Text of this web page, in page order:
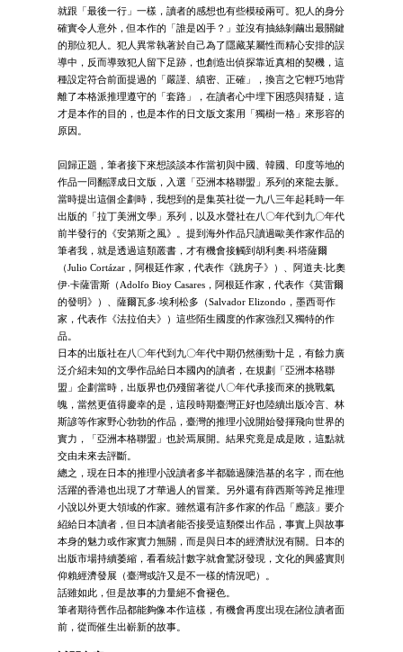
就跟「最後一行」一樣，讀者的感想也有些模稜兩可。犯人的身分
確實令人意外，但本作的「誰是凶手？」並沒有抽絲剝繭出最關鍵
的那位犯人。犯人異常執著於自己為了隱藏某屬性而精心安排的誤
導中，反而導致犯人留下足跡，也創造出偵探靠近真相的契機，這
種設定符合前面提過的「嚴謹、縝密、正確」，換言之它輕巧地背
離了本格派推理遵守的「套路」，在讀者心中埋下困惑與猜疑，這
才是本作的目的，也是本作的日文版文案用「獨樹一格」來形容的
原因。
回歸正題，筆者接下來想談談本作當初與中國、韓國、印度等地的
作品一同翻譯成日文版，入選「亞洲本格聯盟」系列的來龍去脈。
當時提出這個企劃時，我想到的是集英社從一九八三年起耗時一年
出版的「拉丁美洲文學」系列，以及水聲社在八〇年代到九〇年代
前半發行的《安第斯之風》。提到海外作品只讀過歐美作家作品的
筆者我，就是透過這類叢書，才有機會接觸到胡利奧‧科塔薩爾
（Julio Cortázar，阿根廷作家，代表作《跳房子》）、阿道夫‧比奧
伊‧卡薩雷斯（Adolfo Bioy Casares，阿根廷作家，代表作《莫雷爾
的發明》）、薩爾瓦多‧埃利松多（Salvador Elizondo，墨西哥作
家，代表作《法拉伯夫》）這些陌生國度的作家強烈又獨特的作
品。
日本的出版社在八〇年代到九〇年代中期仍然衝勁十足，有餘力廣
泛介紹未知的文學作品給日本國內的讀者，在規劃「亞洲本格聯
盟」企劃當時，出版界也仍殘留著從八〇年代承接而來的挑戰氣
魄，當然更值得慶幸的是，這段時期臺灣正好也陸續出版冷言、林
斯諺等作家野心勃勃的作品，臺灣的推理小說開始發揮飛向世界的
實力，「亞洲本格聯盟」也於焉展開。結果究竟是成是敗，這點就
交由未來去評斷。
總之，現在日本的推理小說讀者多半都聽過陳浩基的名字，而在他
活躍的香港也出現了才華過人的冒業。另外還有薛西斯等跨足推理
小說以外更大領域的作家。雖然還有許多作家的作品「應該」要介
紹給日本讀者，但日本讀者能否接受這類傑出作品，事實上與故事
本身的魅力或作家實力無關，而是與日本的經濟狀況有關。日本的
出版市場持續萎縮，看看統計數字就會驚訝發現，文化的興盛實則
仰賴經濟發展（臺灣或許又是不一樣的情況吧）。
話雖如此，但是故事的力量絕不會褪色。
筆者期待舊作品都能夠像本作這樣，有機會再度出現在諸位讀者面
前，從而催生出嶄新的故事。